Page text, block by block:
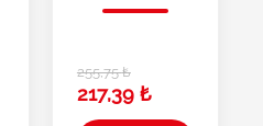
255,75₺
217,39 ₺